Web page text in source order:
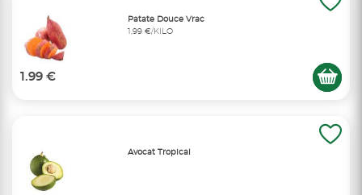
Patate Douce Vrac
1,99 €/KILO
1.99 €
Avocat Tropical